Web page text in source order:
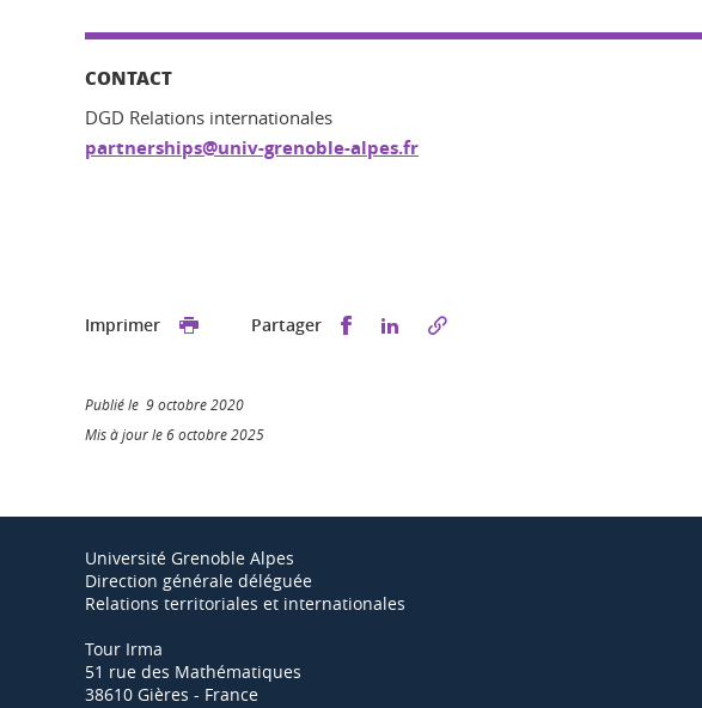
CONTACT
DGD Relations internationales
partnerships@univ-grenoble-alpes.fr
Imprimer Partager Partager sur Facebook
Partager sur LinkedIn
Publié le 9 octobre 2020
Mis à jour le 6 octobre 2025
Université Grenoble Alpes
Direction générale déléguée
Relations territoriales et internationales
Tour Irma
51 rue des Mathématiques
38610 Gières - France